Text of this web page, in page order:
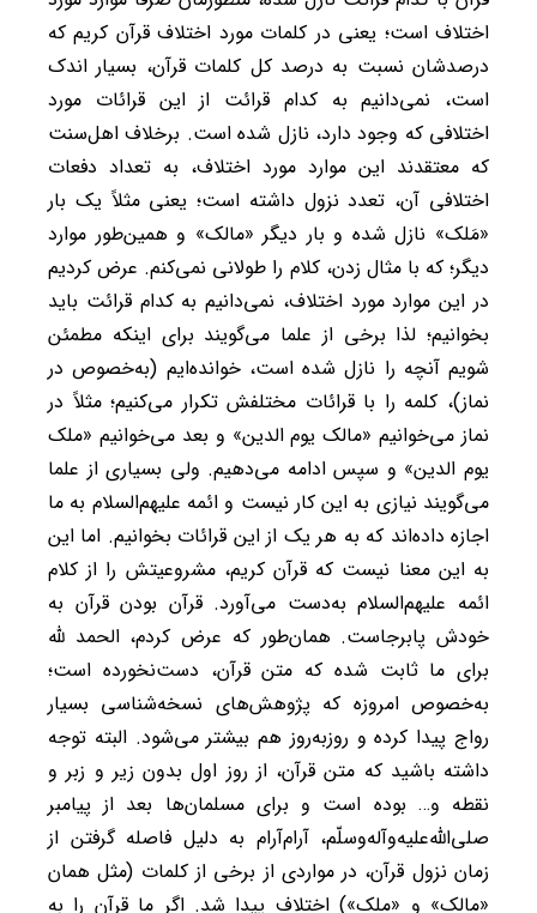
اختلاف است؛ یعنی در کلمات مورد اختلاف قرآن کریم که
درصدشان نسبت به درصد کل کلمات قرآن، بسیار اندک
است، نمی‌دانیم به کدام قرائت از این قرائات مورد
اختلافی که وجود دارد، نازل شده است. برخلاف اهل‌سنت
که معتقدند این موارد مورد اختلاف، به تعداد دفعات
اختلافی آن، تعدد نزول داشته است؛ یعنی مثلاً یک بار
«مَلک» نازل شده و بار دیگر «مالک» و همین‌طور موارد
دیگر؛ که با مثال زدن، کلام را طولانی نمی‌کنم. عرض کردیم
در این موارد مورد اختلاف، نمی‌دانیم به کدام قرائت باید
بخوانیم؛ لذا برخی از علما می‌گویند برای اینکه مطمئن
شویم آنچه را نازل شده است، خوانده‌ایم (به‌خصوص در
نماز)، کلمه را با قرائات مختلفش تکرار می‌کنیم؛ مثلاً در
نماز می‌خوانیم «مالک یوم الدین» و بعد می‌خوانیم «ملک
یوم الدین» و سپس ادامه می‌دهیم. ولی بسیاری از علما
می‌گویند نیازی به این کار نیست و ائمه علیهم‌السلام به ما
اجازه داده‌اند که به هر یک از این قرائات بخوانیم. اما این
به این معنا نیست که قرآن کریم، مشروعیتش را از کلام
ائمه علیهم‌السلام به‌دست می‌آورد. قرآن بودن قرآن به
خودش پابرجاست. همان‌طور که عرض کردم، الحمد لله
برای ما ثابت شده که متن قرآن، دست‌نخورده است؛
به‌خصوص امروزه که پژوهش‌های نسخه‌شناسی بسیار
رواج پیدا کرده و روزبه‌روز هم بیشتر می‌شود. البته توجه
داشته باشید که متن قرآن، از روز اول بدون زیر و زبر و
نقطه و… بوده است و برای مسلمان‌ها بعد از پیامبر
صلی‌الله‌علیه‌وآله‌وسلّم، آرام‌آرام به دلیل فاصله گرفتن از
زمان نزول قرآن، در مواردی از برخی از کلمات (مثل همان
«مالک» و «ملک») اختلاف پیدا شد. اگر ما قرآن را به